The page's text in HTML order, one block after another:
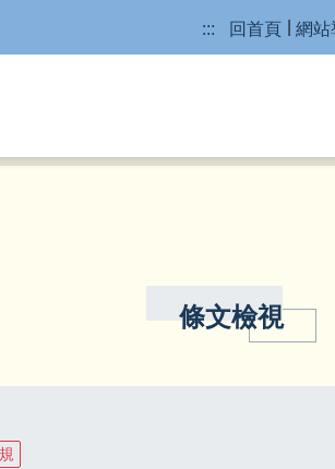
:::
回首頁 網站
條文檢視